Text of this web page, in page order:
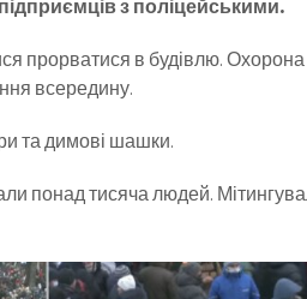
з поліцейськими.
прорватися в будівлю.
всередину.
та димові шашки.
понад тисяча людей.